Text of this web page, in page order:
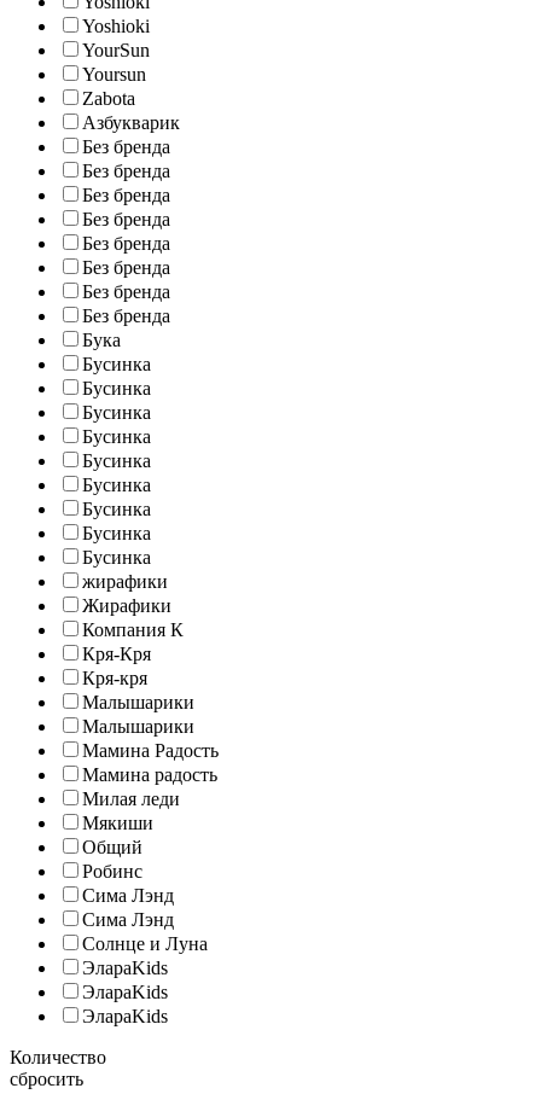
Yoshioki
YourSun
Yoursun
Zabota
Азбукварик
Без бренда
Без бренда
Без бренда
Без бренда
Без бренда
Без бренда
Без бренда
Без бренда
Бука
Бусинка
Бусинка
Бусинка
Бусинка
Бусинка
Бусинка
Бусинка
Бусинка
Бусинка
жирафики
Жирафики
Компания К
Кря-Кря
Кря-кря
Малышарики
Малышарики
Мамина Радость
Мамина радость
Милая леди
Мякиши
Общий
Робинс
Сима Лэнд
Сима Лэнд
Солнце и Луна
ЭлараKids
ЭлараKids
ЭлараKids
Количество
сбросить